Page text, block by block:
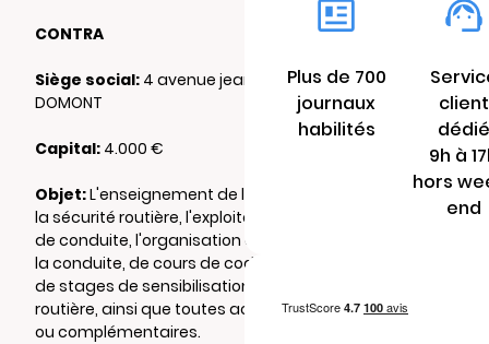
CONTRA
Siège social: 4 avenue jean jaures 95330
DOMONT
Capital: 4.000 €
Objet:L'enseignement de la conduite et de
la sécurité routière, l'exploitation d'une école
de conduite, l'organisation de formations à
la conduite, de cours de code de la route et
de stages de sensibilisation à la sécurité
routière, ainsi que toutes activités connexes
ou complémentaires.
Plus de 700
journaux
habilités
client
dédié
9h à
hors
end